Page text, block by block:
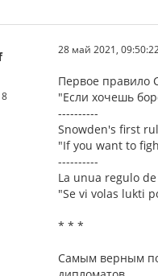
28 май 2021, 09:50:22
Первое правило
"Если хочешь
----------
Snowden's first
"If you want to
----------
La unua regulo
"Se vi volas lukti
* * *
Самым верным